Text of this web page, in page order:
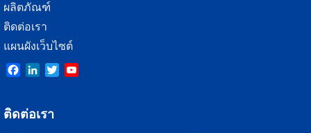
ผลิตภัณฑ์
ติดต่อเรา
แผนผังเว็บไซต์
Facebook
LinkedIn
Twitter
ติดต่อเรา